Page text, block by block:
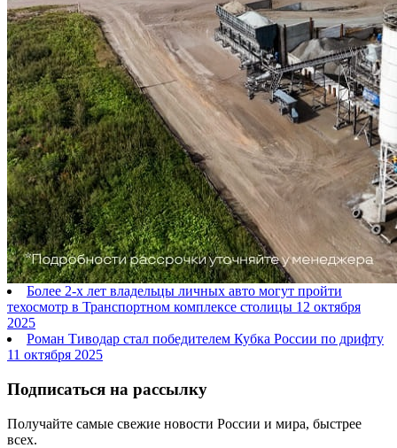
Более 2-х лет владельцы личных авто могут пройти
техосмотр в Транспортном комплексе столицы 12 октября
2025
Роман Тиводар стал победителем Кубка России по дрифту
11 октября 2025
Подписаться на рассылку
Получайте самые свежие новости России и мира, быстрее
всех.